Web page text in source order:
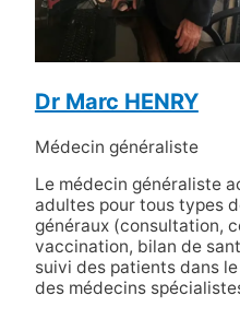
Dr Marc HENRY
Médecin généraliste
Le médecin généraliste
adultes pour tous types
généraux (consultation,
vaccination, bilan de
suivi des patients dans
des médecins